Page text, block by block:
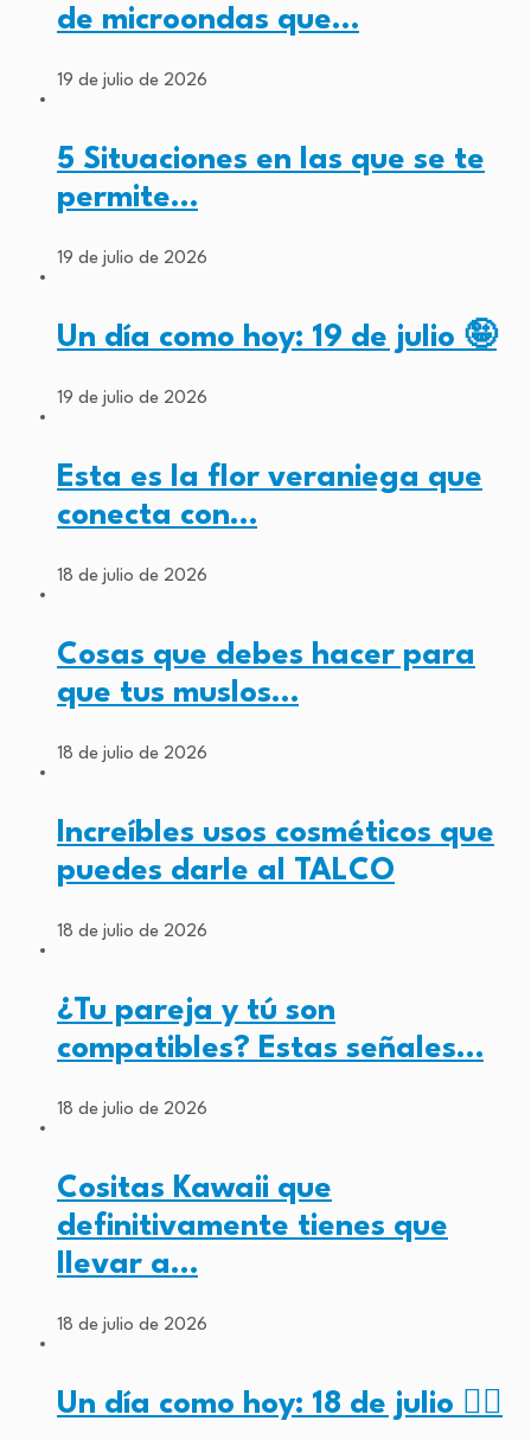
de microondas que…
19 de julio de 2026
5 Situaciones en las que se te
permite…
19 de julio de 2026
Un día como hoy: 19 de julio 🤪
19 de julio de 2026
Esta es la flor veraniega que
conecta con…
18 de julio de 2026
Cosas que debes hacer para
que tus muslos…
18 de julio de 2026
Increíbles usos cosméticos que
puedes darle al TALCO
18 de julio de 2026
¿Tu pareja y tú son
compatibles? Estas señales…
18 de julio de 2026
Cositas Kawaii que
definitivamente tienes que
llevar a…
18 de julio de 2026
Un día como hoy: 18 de julio ✊🏾